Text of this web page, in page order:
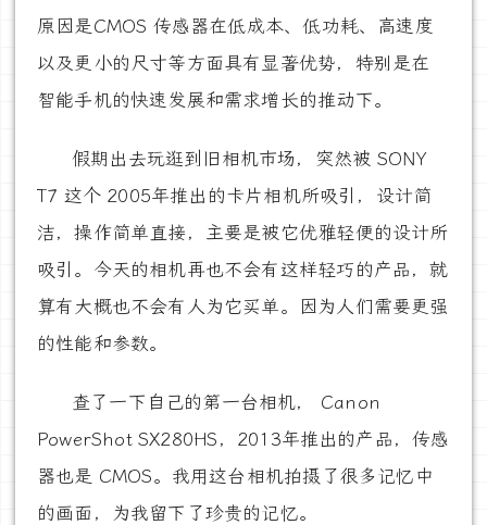
原因是CMOS 传感器在低成本、低功耗、高速度
以及更小的尺寸等方面具有显著优势，特别是在
智能手机的快速发展和需求增长的推动下。
假期出去玩逛到旧相机市场，突然被 SONY
T7 这个 2005年推出的卡片相机所吸引，设计简
洁，操作简单直接，主要是被它优雅轻便的设计所
吸引。今天的相机再也不会有这样轻巧的产品，就
算有大概也不会有人为它买单。因为人们需要更强
的性能和参数。
查了一下自己的第一台相机， Canon
PowerShot SX280HS，2013年推出的产品，传感
器也是 CMOS。我用这台相机拍摄了很多记忆中
的画面，为我留下了珍贵的记忆。